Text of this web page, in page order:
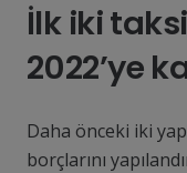
İlk iki
2022’ye
Daha önceki iki
borçlarını